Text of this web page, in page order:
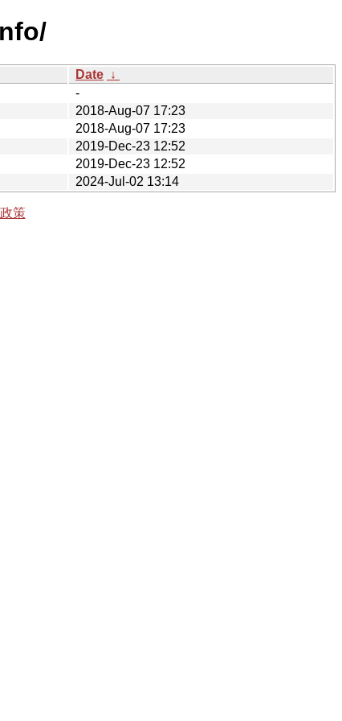
Date ↓
-
2018-Aug-07 17:23
2018-Aug-07 17:23
2019-Dec-23 12:52
2019-Dec-23 12:52
2024-Jul-02 13:14
策